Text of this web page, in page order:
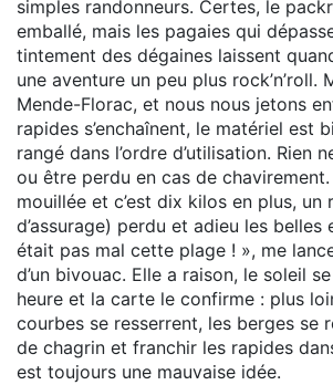
simples randonneurs. Certes, le
emballé, mais les pagaies qui
tintement des dégaines laissent
une aventure un peu plus rock’n’roll.
Mende-Florac, et nous nous jetons
rapides s’enchaînent, le matériel est
rangé dans l’ordre d’utilisation. Rien
ou être perdu en cas de
mouillée et c’est dix kilos en plus, un
d’assurage) perdu et adieu les belles
était pas mal cette plage ! », me
d’un bivouac. Elle a raison, le soleil
heure et la carte le confirme : plus
courbes se resserrent, les berges se
de chagrin et franchir les rapides
est toujours une mauvaise idée.